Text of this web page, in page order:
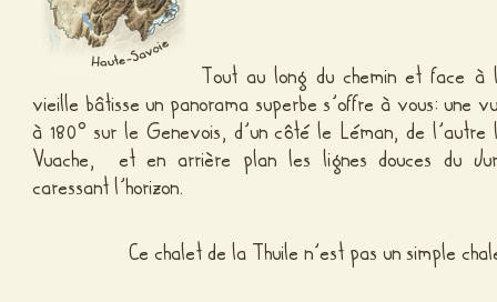
Tout au long du chemin et face à
vieille bâtisse un panorama superbe s’offre à vous: une
à 180° sur le Genevois, d’un côté le Léman, de l’autre
Vuache, et en arrière plan les lignes douces du
caressant l’horizon.
Ce chalet de la Thuile n’est pas un simple